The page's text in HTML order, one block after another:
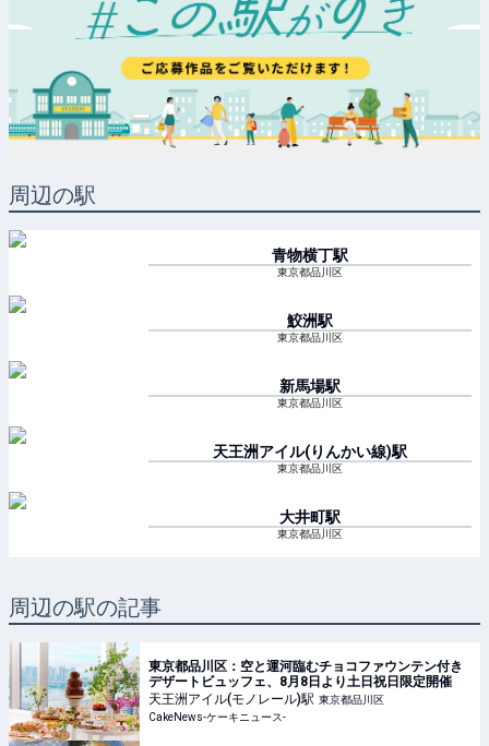
周辺の駅
青物横丁駅
東京都品川区
鮫洲駅
東京都品川区
新馬場駅
東京都品川区
天王洲アイル(りんかい線)駅
東京都品川区
大井町駅
東京都品川区
周辺の駅の記事
東京都品川区：空と運河臨むチョコファウンテン付き
デザートビュッフェ、8月8日より土日祝日限定開催
天王洲アイル(モノレール)駅 東京都品川区
CakeNews-ケーキニュース-